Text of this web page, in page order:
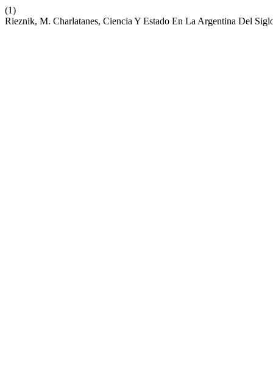
(1)
Rieznik, M. Charlatanes, Ciencia Y Estado En La Argentina Del